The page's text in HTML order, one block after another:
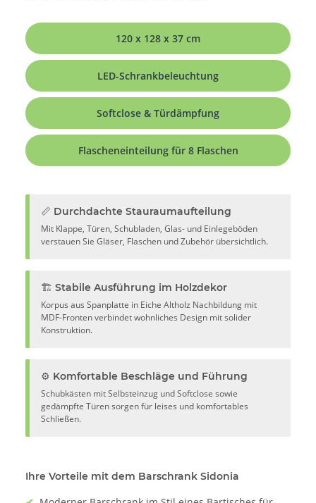
120 x 128 x 37 cm
LED-Schrankbeleuchtung
Softclose & Türdämpfung
Flascheneinteilung für 8 Flaschen
📏 Durchdachte Stauraumaufteilung
Mit Klappe, Türen, Schubladen, Glas- und Einlegeböden
verstauen Sie Gläser, Flaschen und Zubehör übersichtlich.
🏗️ Stabile Ausführung im Holzdekor
Korpus aus Spanplatte in Eiche Altholz Nachbildung mit
MDF-Fronten verbindet wohnliches Design mit solider
Konstruktion.
⚙️ Komfortable Beschläge und Führung
Schubkästen mit Selbsteinzug und Softclose sowie
gedämpfte Türen sorgen für leises und komfortables
Schließen.
Ihre Vorteile mit dem Barschrank Sidonia